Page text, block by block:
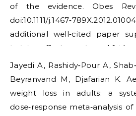
of the evidence. Obes Rev.
doi:10.1111/
additional well‑cited paper
training effects on visceral fat.)
Jayedi A, Rashidy‑Pour A,
Beyranvand M, Djafarian K.
weight loss in adults: a
dose‑response meta‑analysis